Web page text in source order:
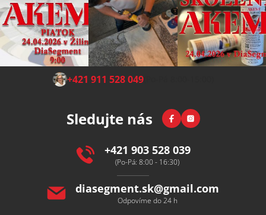
Z +421 911 528 049(Po-Pá 8:00-15:00)
Sledujte nás FacebookInstagram
+421 903 528 039
(Po-Pá: 8:00 - 16:30)
diasegment.sk@gmail.com
Odpovíme do 24 h